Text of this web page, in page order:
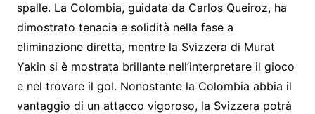
spalle. La Colombia, guidata da Carlos Queiroz, ha
dimostrato tenacia e solidità nella fase a
eliminazione diretta, mentre la Svizzera di Murat
Yakin si è mostrata brillante nell’interpretare il gioco
e nel trovare il gol. Nonostante la Colombia abbia il
vantaggio di un attacco vigoroso, la Svizzera potrà